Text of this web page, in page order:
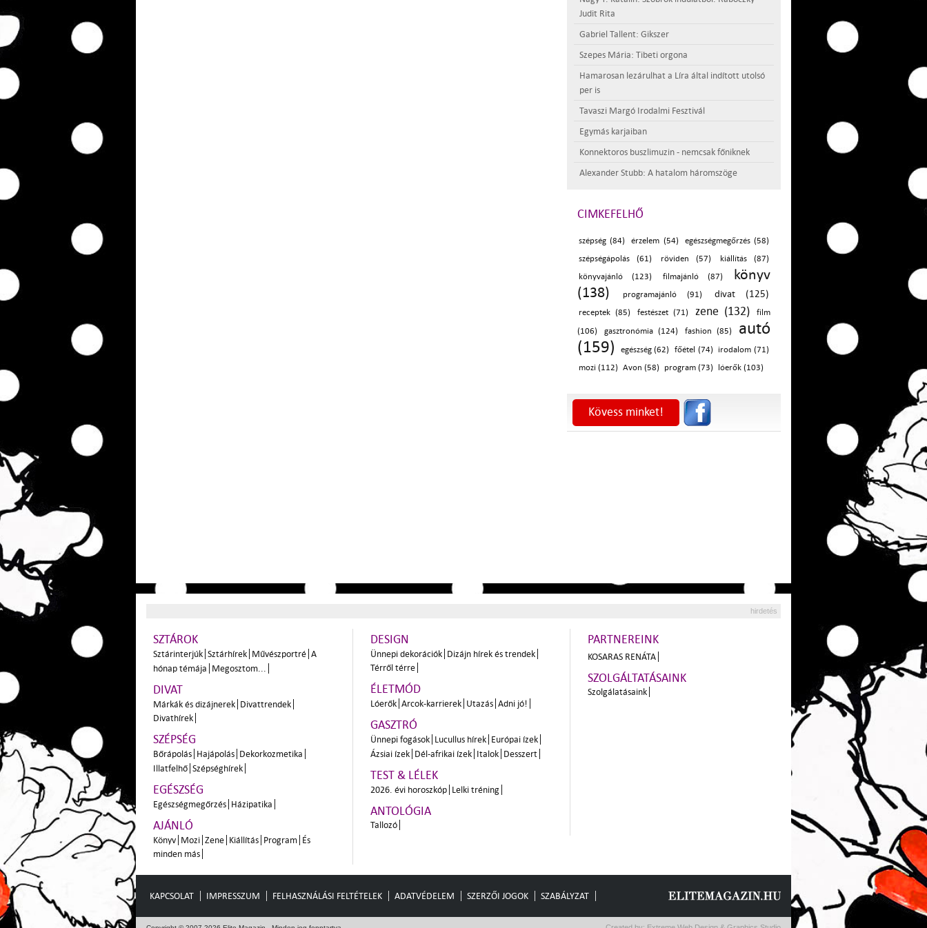
Judit Rita
Gabriel Tallent: Gikszer
Szepes Mária: Tibeti orgona
Hamarosan lezárulhat a Líra által indított utolsó
per is
Tavaszi Margó Irodalmi Fesztivál
Egymás karjaiban
Konnektoros buszlimuzin - nemcsak főniknek
Alexander Stubb: A hatalom háromszöge
CIMKEFELHŐ
szépség (84) érzelem (54)
egészségmegőrzés (58)
szépségápolás (61)
röviden (57)
kiállítás (87)
könyvajánló (123)
filmajánló (87)
könyv
(138)
programajánló (91) divat (125)
receptek (85) festészet (71) zene (132) film
(106) gasztronómia (124) fashion (85)
autó
(159)
egészség (62) főétel (74)
irodalom (71)
mozi (112)
Avon (58) program (73) lóerők (103)
Kövess minket!
hirdetés
SZTÁROK
Sztárinterjúk Sztárhírek Művészportré A
hónap témája Megosztom...
DIVAT
Márkák és dizájnerek Divattrendek
Divathírek
SZÉPSÉG
Bőrápolás Hajápolás Dekorkozmetika
Illatfelhő Szépséghírek
EGÉSZSÉG
Egészségmegőrzés Házipatika
AJÁNLÓ
Könyv Mozi Zene Kiállítás Program És
minden más
DESIGN
Ünnepi dekorációk Dizájn hírek és trendek
Térről térre
ÉLETMÓD
Lóerők Arcok-karrierek Utazás Adni jó!
GASZTRÓ
Ünnepi fogások Lucullus hírek Európai ízek
Ázsiai ízek Dél-afrikai ízek Italok Desszert
TEST & LÉLEK
2026. évi horoszkóp Lelki tréning
ANTOLÓGIA
Tallozó
PARTNEREINK
KOSARAS RENÁTA
SZOLGÁLTATÁSAINK
Szolgálatásaink
KAPCSOLAT IMPRESSZUM FELHASZNÁLÁSI FELTÉTELEK ADATVÉDELEM SZERZŐI JOGOK SZABÁLYZAT